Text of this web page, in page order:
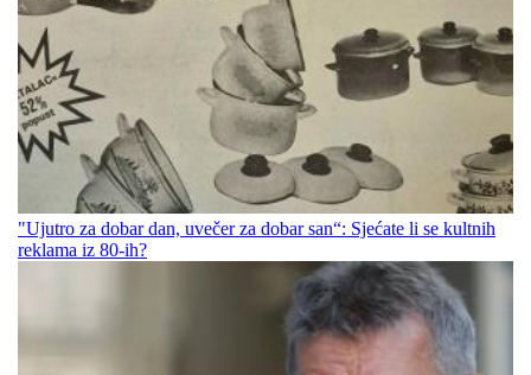
"Ujutro za dobar dan, uvečer za dobar san“: Sjećate li se kultnih
reklama iz 80-ih?